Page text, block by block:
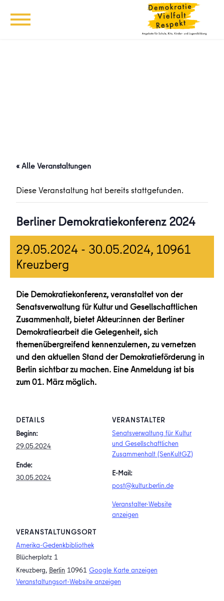
« Alle Veranstaltungen
Diese Veranstaltung hat bereits stattgefunden.
Berliner Demokratiekonferenz 2024
29.05.2024 - 30.05.2024, 10961
Kreuzberg
Die Demokratiekonferenz, veranstaltet von der
Senatsverwaltung für Kultur und Gesellschaftlichen
Zusammenhalt, bietet Akteur:innen der Berliner
Demokratiearbeit die Gelegenheit, sich
themenübergreifend kennenzulernen, zu vernetzen
und den aktuellen Stand der Demokratieförderung in
Berlin sichtbar zu machen. Eine Anmeldung ist bis
zum 01. März möglich.
DETAILS
Beginn:
29.05.2024
Ende:
30.05.2024
VERANSTALTUNGSORT
Amerika-Gedenkbibliothek
Blücherplatz 1
Kreuzberg, Berlin 10961 Google Karte anzeigen
Veranstaltungsort-Website anzeigen
VERANSTALTER
Senatsverwaltung für Kultur
und Gesellschaftlichen
Zusammenhalt (SenKultGZ)
E-Mail:
post@kultur.berlin.de
Veranstalter-Website
anzeigen